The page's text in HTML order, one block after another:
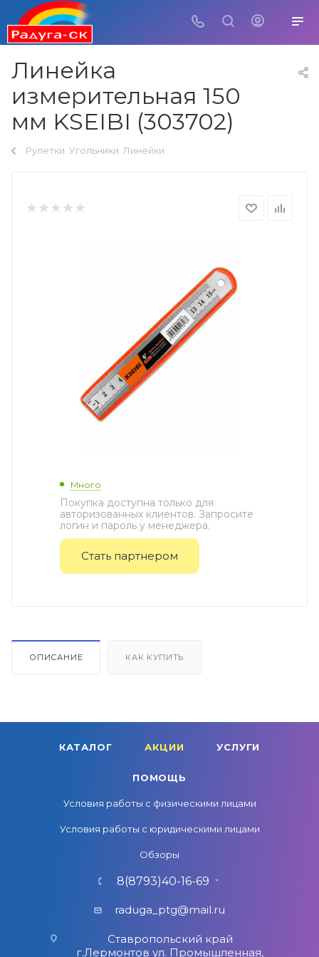
Линейка
измерительная 150
мм KSEIBI (303702)
Рулетки. Угольники. Линейки
Много
Покупка доступна только для
авторизованных клиентов. Запросите
логин и пароль у менеджера.
Стать партнером
ОПИСАНИЕ КАК КУПИТЬ
КАТАЛОГ АКЦИИ УСЛУГИ
ПОМОЩЬ
Условия работы с физическими лицами
Условия работы с юридическими лицами
Обзоры
8(8793)40-16-69
raduga_ptg@mail.ru
Ставропольский край
г.Лермонтов ул. Промышленная,